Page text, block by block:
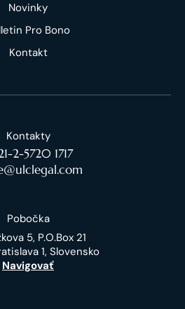
Novinky
Pro Bono
Kontakt
Kontakty
2-5720 1717
Pobočka
5, P.O.Box 21
1, Slovensko
Navigovať